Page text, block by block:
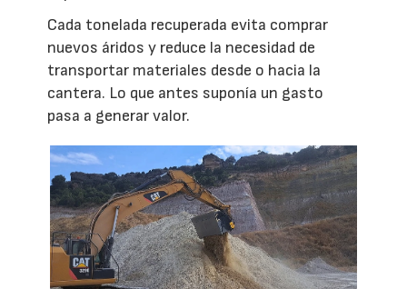
Cada tonelada recuperada evita comprar
nuevos áridos y reduce la necesidad de
transportar materiales desde o hacia la
cantera. Lo que antes suponía un gasto
pasa a generar valor.